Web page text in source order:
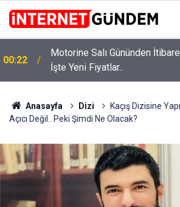
00:22
Motorine Salı Gününden
İşte Yeni Fiyatlar..
Anasayfa Dizi
Kaçış Dizisine
Açıcı Değil.. Peki Şimdi Ne Olacak?